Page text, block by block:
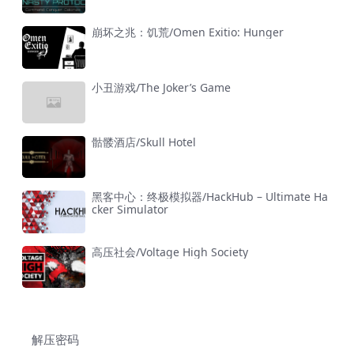
崩坏之兆：饥荒/Omen Exitio: Hunger
小丑游戏/The Joker’s Game
骷髅酒店/Skull Hotel
黑客中心：终极模拟器/HackHub – Ultimate Ha
cker Simulator
高压社会/Voltage High Society
解压密码